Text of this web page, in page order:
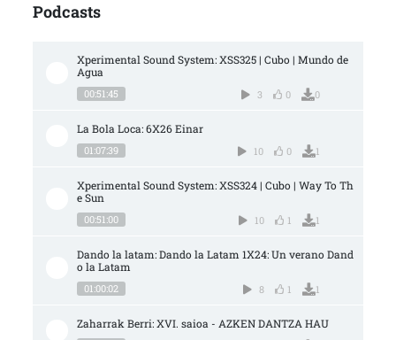
Podcasts
Xperimental Sound System: XSS325 | Cubo | Mundo de
Agua
00:51:45 3 0 0
La Bola Loca: 6X26 Einar
01:07:39 10 0 1
Xperimental Sound System: XSS324 | Cubo | Way To Th
e Sun
00:51:00 10 1 1
Dando la latam: Dando la Latam 1X24: Un verano Dand
o la Latam
01:00:02 8 1 1
Zaharrak Berri: XVI. saioa - AZKEN DANTZA HAU